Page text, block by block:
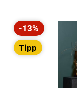
Rabatt
-13%
Tipp